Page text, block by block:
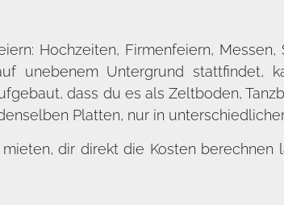
Hochzeiten, Firmenfeiern,
unebenem Untergrund stattfindet,
dass du es als Zeltboden,
Platten, nur in
dir direkt die Kosten berechnen